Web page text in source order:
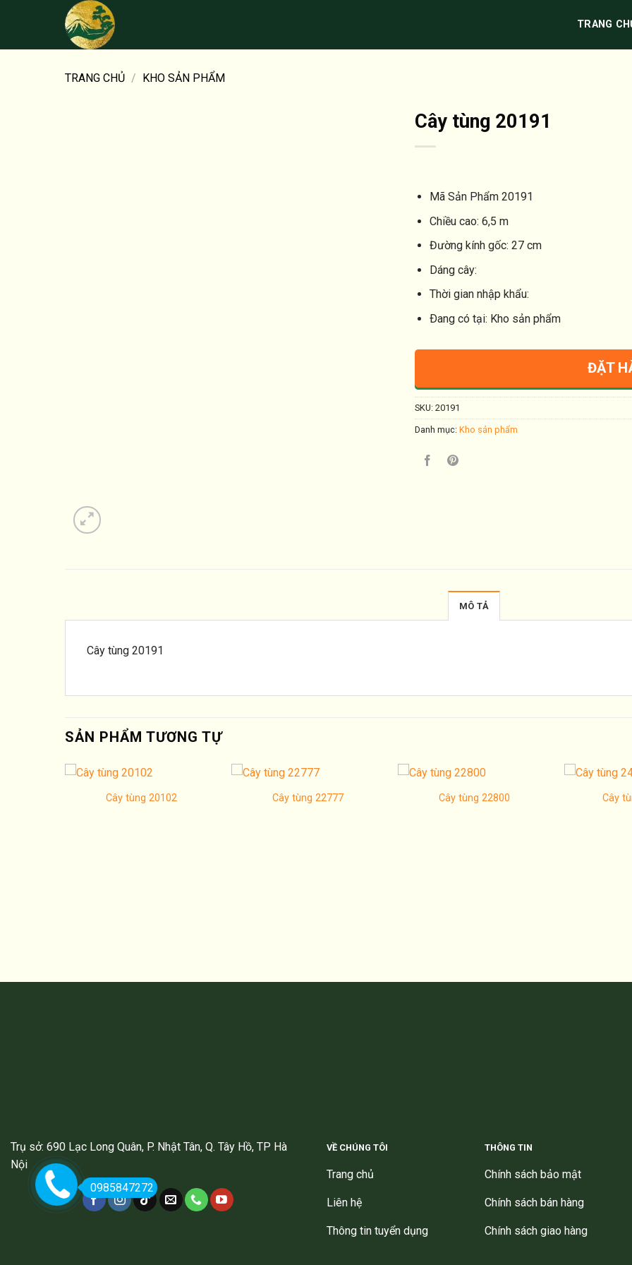
TRANG
TRANG CHỦ / KHO SẢN PHẨM
Cây tùng 20191
Mã Sản Phẩm 20191
Chiều cao: 6,5 m
Đường kính gốc: 27 cm
Dáng cây:
Thời gian nhập khẩu:
Ðang có tại: Kho sản phẩm
ĐẶT
SKU: 20191
Danh mục: Kho sản phẩm
MÔ TẢ
Cây tùng 20191
SẢN PHẨM TƯƠNG TỰ
Cây tùng 20102 Cây tùng 22777 Cây tùng 22800 Cây
Trụ sở: 690 Lạc Long Quân, P. Nhật Tân, Q. Tây Hồ, TP Hà
Nội
VỀ CHÚNG TÔI
Trang chủ
Liên hệ
Thông tin tuyển dụng
THÔNG TIN
Chính sách bảo mật
Chính sách bán hàng
Chính sách giao hàng
0985847272